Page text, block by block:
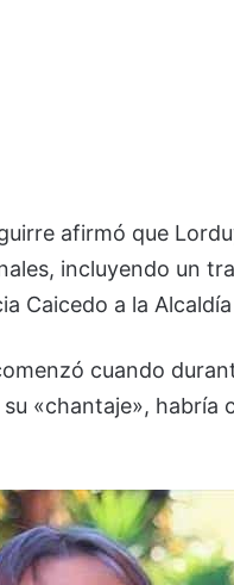
afirmó que
incluyendo un
Caicedo a la
cuando
«chantaje», habría